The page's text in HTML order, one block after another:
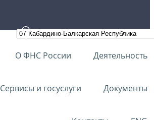
О ФНС России Деятельность
Сервисы и госуслуги Документы